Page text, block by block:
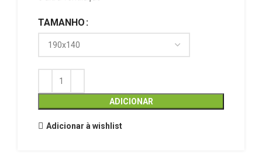
TAMANHO
ADICIONAR
Adicionar à wishlist